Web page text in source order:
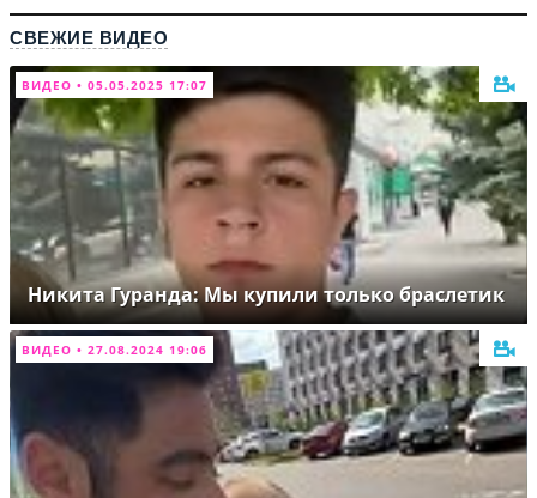
СВЕЖИЕ ВИДЕО
ВИДЕО • 05.05.2025 17:07
Никита Гуранда: Мы купили только браслетик
ВИДЕО • 27.08.2024 19:06